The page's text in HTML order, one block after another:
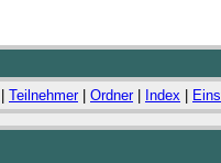
Teilnehmer| Ordner| Index